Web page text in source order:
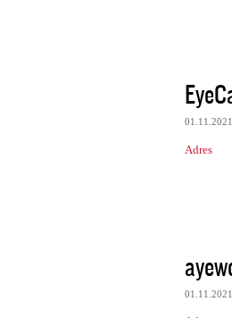
01.11.2021
Adres
01.11.2021